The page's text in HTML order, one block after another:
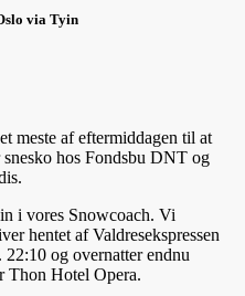
via Tyin
meste af eftermiddagen til at
hos Fondsbu DNT og
i vores Snowcoach. Vi
hentet af Valdresekspressen
og overnatter endnu
Thon Hotel Opera.